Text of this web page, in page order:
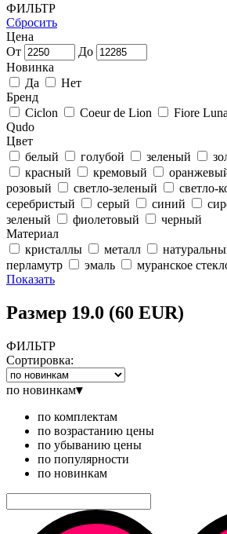
ФИЛЬТР
Сбросить
Цена
От
До
Новинка
Да
Нет
Бренд
Ciclon
Coeur de Lion Fiore Luna
Qudo
Цвет
белый
голубой зеленый
красный
кремовый
розовый
светло-зеленый
светло-
серебристый
серый синий
зеленый
фиолетовый
черный
Материал
кристаллы
металл
перламутр
эмаль
муранское
Показать
Размер 19.0 (60 EUR)
ФИЛЬТР
Сортировка:
по новинкам▾
по комплектам
по возрастанию цены
по убыванию цены
по популярности
по новинкам